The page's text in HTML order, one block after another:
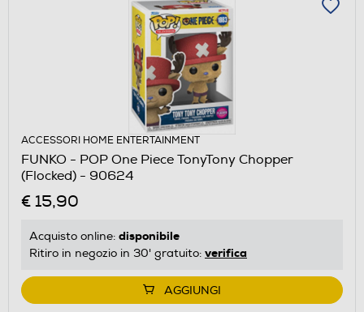
ACCESSORI HOME ENTERTAINMENT
FUNKO - POP One Piece TonyTony Chopper
(Flocked) - 90624
€ 15,90
Acquisto online: disponibile
Ritiro in negozio in 30' gratuito: verifica
AGGIUNGI